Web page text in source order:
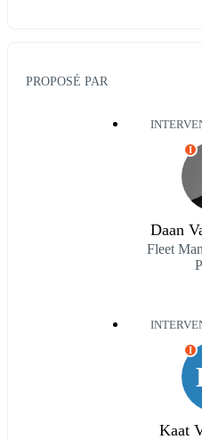
PROPOSÉ PAR
I
Daan
Fleet
I
Kaat